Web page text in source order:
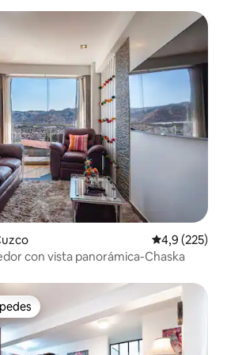
Calificación
4,9 (225)
con vista panorámica-Chaska